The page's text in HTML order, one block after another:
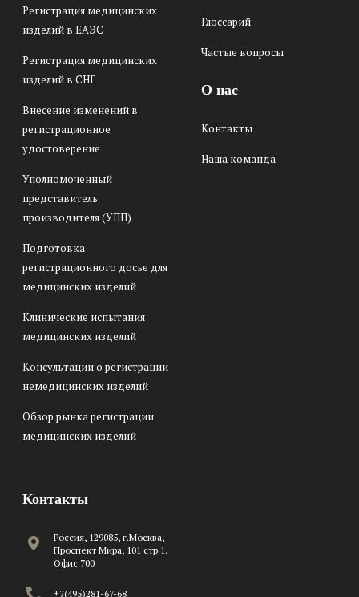
Регистрация медицинских
изделий в ЕАЭС
Регистрация медицинских
изделий в СНГ
Внесение изменений в
регистрационное
удостоверение
Уполномоченный
представитель
производителя (УПП)
Подготовка
регистрационного досье для
медицинских изделий
Клинические испытания
медицинских изделий
Консультации о регистрации
немедицинских изделий
Обзор рынка регистрации
медицинских изделий
Глоссарий
Частые вопросы
О нас
Контакты
Наша команда
Контакты
Россия, 129085, г.Москва,
Проспект Мира, 101 стр 1.
Офис 700
+7(495)281-67-68